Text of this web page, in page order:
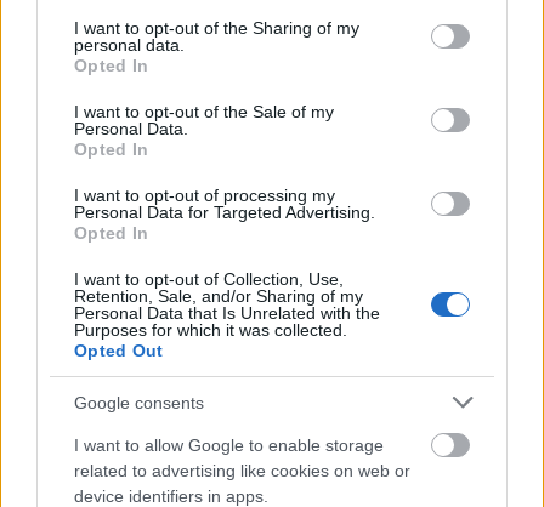
not limited to your visit or usage behaviour. You may click to
grant or deny consent to Google and its third-party tags to
use your data for below specified purposes in below Google
consent section.
I want to opt-out of the Sharing of my
personal data.
Opted In
I want to opt-out of the Sale of my
Personal Data.
Opted In
I want to opt-out of processing my
Personal Data for Targeted Advertising.
Opted In
I want to opt-out of Collection, Use,
Retention, Sale, and/or Sharing of my
Personal Data that Is Unrelated with the
Purposes for which it was collected.
Opted Out
Google consents
I want to allow Google to enable storage
related to advertising like cookies on web or
device identifiers in apps.
Az énekesnő azt is hozzátette, hogy még ha nem is
ért egyet Swift minden cselekedetével, úgy
gondolja, felesleges ennyire felfújniuk az ügyet.
Rengeteg dolog van, amiért aggódhatunk az
életben, és amire kellő figyelmet fordíthatunk.
Swift egyelőre nem reagált Perry szavaira, de